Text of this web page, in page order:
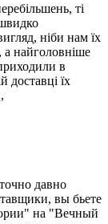
ті
ніби нам їх
а найголовніше
в
доставці їх
давно
вы бьете
на "Вечный